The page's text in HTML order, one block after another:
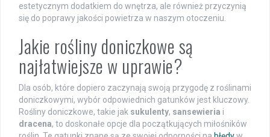
estetycznym dodatkiem do wnętrza, ale również przyczynią
się do poprawy jakości powietrza w naszym otoczeniu.
Jakie rośliny doniczkowe są
najłatwiejsze w uprawie?
Dla osób, które dopiero zaczynają swoją przygodę z roślinami
doniczkowymi, wybór odpowiednich gatunków jest kluczowy.
Rośliny doniczkowe, takie jak sukulenty, sansewieria i
dracena, to doskonałe opcje dla początkujących miłośników